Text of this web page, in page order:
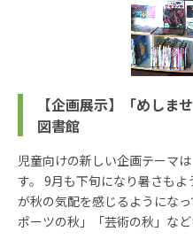
【企画展示】「めし
図書館
児童向けの新しい企画テーマ
す。 9月も下旬になり暑さも
が秋の気配を感じるようにな
ポーツの秋」「芸術の秋」な